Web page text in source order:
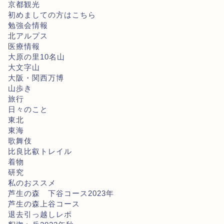
京都観光
初めましての方はこちら
勉強会情報
北アルプス
医療情報
大原の里10名山
大文字山
大阪・関西万博
山歩き
旅行
日々のこと
東北
東海
歌舞伎
比良比叡トレイル
着物
研究
私のおススメ
芦生の森 下谷コース2023年
芦生の森上谷コース
退去引っ越しレポ